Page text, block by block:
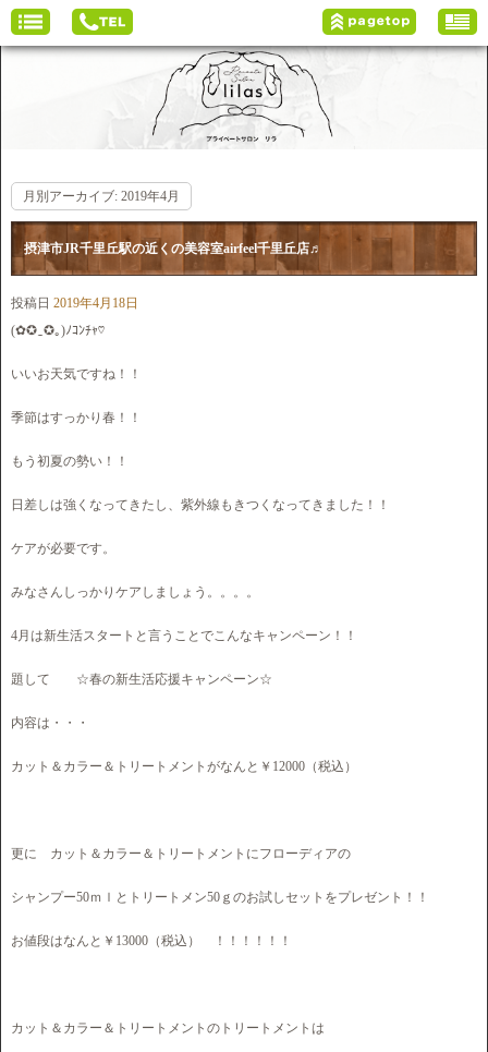
月別アーカイブ: 2019年4月
摂津市JR千里丘駅の近くの美容室airfeel千里丘店♬
投稿日 2019年4月18日
(✿✪‿✪｡)ﾉｺﾝﾁｬ♡
いいお天気ですね！！
季節はすっかり春！！
もう初夏の勢い！！
日差しは強くなってきたし、紫外線もきつくなってきました！！
ケアが必要です。
みなさんしっかりケアしましょう。。。。
4月は新生活スタートと言うことでこんなキャンペーン！！
題して ☆春の新生活応援キャンペーン☆
内容は・・・
カット＆カラー＆トリートメントがなんと￥12000（税込）
更に カット＆カラー＆トリートメントにフローディアの
シャンプー50ｍｌとトリートメン50ｇのお試しセットをプレゼント！！
お値段はなんと￥13000（税込） ！！！！！！
カット＆カラー＆トリートメントのトリートメントは